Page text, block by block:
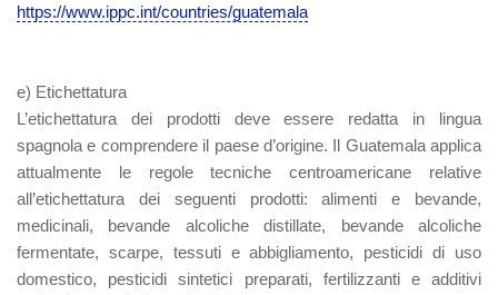
https://www.ippc.int/countries/guatemala
e) Etichettatura
L’etichettatura dei prodotti deve essere redatta in lingua
spagnola e comprendere il paese d’origine. Il Guatemala applica
attualmente le regole tecniche centroamericane relative
all’etichettatura dei seguenti prodotti: alimenti e bevande,
medicinali, bevande alcoliche distillate, bevande alcoliche
fermentate, scarpe, tessuti e abbigliamento, pesticidi di uso
domestico, pesticidi sintetici preparati, fertilizzanti e additivi